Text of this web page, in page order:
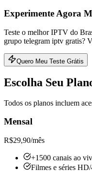
Experimente Agora
Teste o melhor IPTV do
grupo telegram iptv gratis?
Quero Meu Teste Grátis
Escolha Seu
Todos os planos incluem
Mensal
R$29,90/mês
+1500 canais ao
Filmes e séries